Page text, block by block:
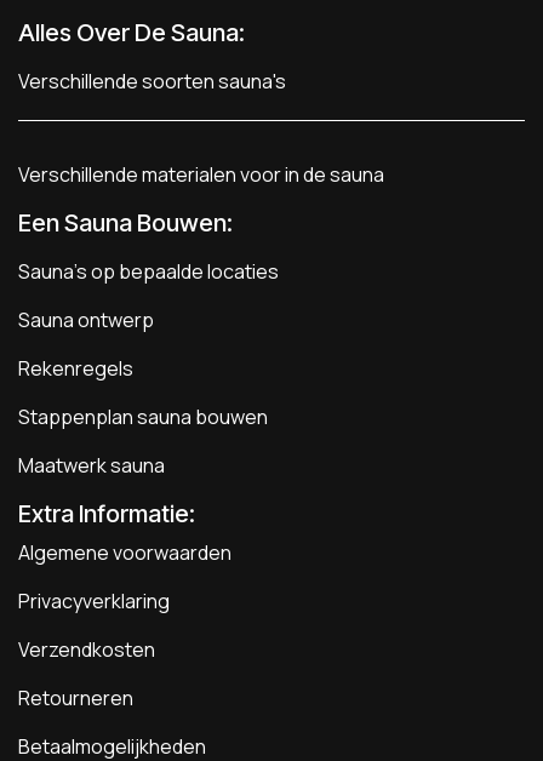
Alles Over De Sauna:
Verschillende soorten sauna's
Verschillende materialen voor in de sauna
Een Sauna Bouwen:
Sauna's op bepaalde locaties
Sauna ontwerp
Rekenregels
Stappenplan sauna bouwen
Maatwerk sauna
Extra Informatie:
Algemene voorwaarden
Privacyverklaring
Verzendkosten
Retourneren
Betaalmogelijkheden